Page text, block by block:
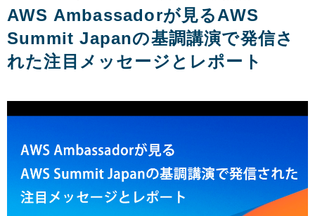
AWS Ambassadorが見るAWS
Summit Japanの基調講演で発信さ
れた注目メッセージとレポート